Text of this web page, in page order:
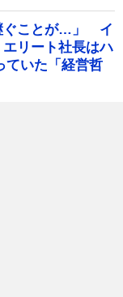
ぐことが…」 イ
リート社長はハ
いた「経営哲